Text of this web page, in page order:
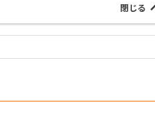
閉じる